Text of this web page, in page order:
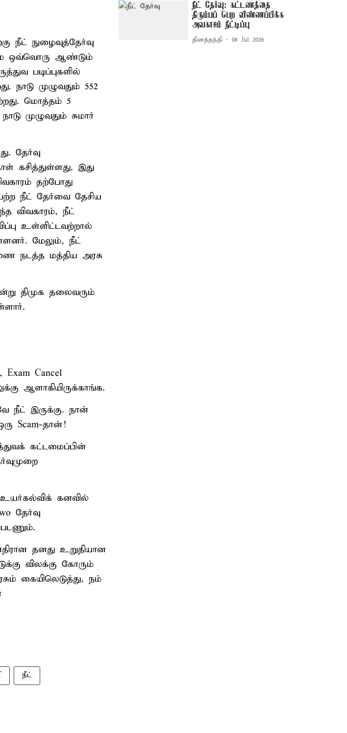
நீட் நுழைவுத்தேர்வு
ஒவ்வொரு ஆண்டும்
படிப்புகளில்
நாடு முழுவதும் 552
மொத்தம் 5
முழுவதும் சுமார்
தேர்வு
கசித்துள்ளது. இது
தற்போது
நீட் தேர்வை தேசிய
விவகாரம், நீட்
உள்ளிட்டவற்றால்
மேலும், நீட்
நடத்த மத்திய அரசு
திமுக தலைவரும்
Cancel
ஆளாகியிருக்காங்க.
நீட் இருக்கு. நான்
Scam-தான்!
கட்டமைப்பின்
உயர்கல்விக் கனவில்
தேர்வு
தனது உறுதியான
விலக்கு கோரும்
கையிலெடுத்து, நம்
நீட்
நீட் தேர்வு: கட்டணத்தை
திரும்பப் பெற விண்ணப்பிக்க
அவகாசம் நீட்டிப்பு
தினத்தந்தி 08 Jul 2026